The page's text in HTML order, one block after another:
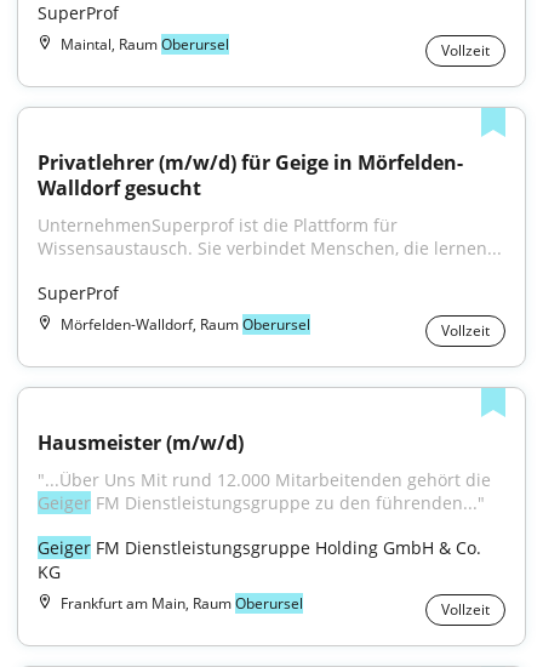
SuperProf
Maintal, RaumOberursel Vollzeit
Privatlehrer (m/w/d) für Geige in Mörfelden-
Walldorf gesucht
UnternehmenSuperprof ist die Plattform für
Wissensaustausch. Sie verbindet Menschen, die lernen...
SuperProf
Mörfelden-Walldorf, RaumOberursel Vollzeit
Hausmeister (m/w/d)
Geiger FM Dienstleistungsgruppe zu den führenden..."
Geiger FM Dienstleistungsgruppe Holding GmbH & Co.
KG
Frankfurt am Main, RaumOberursel Vollzeit